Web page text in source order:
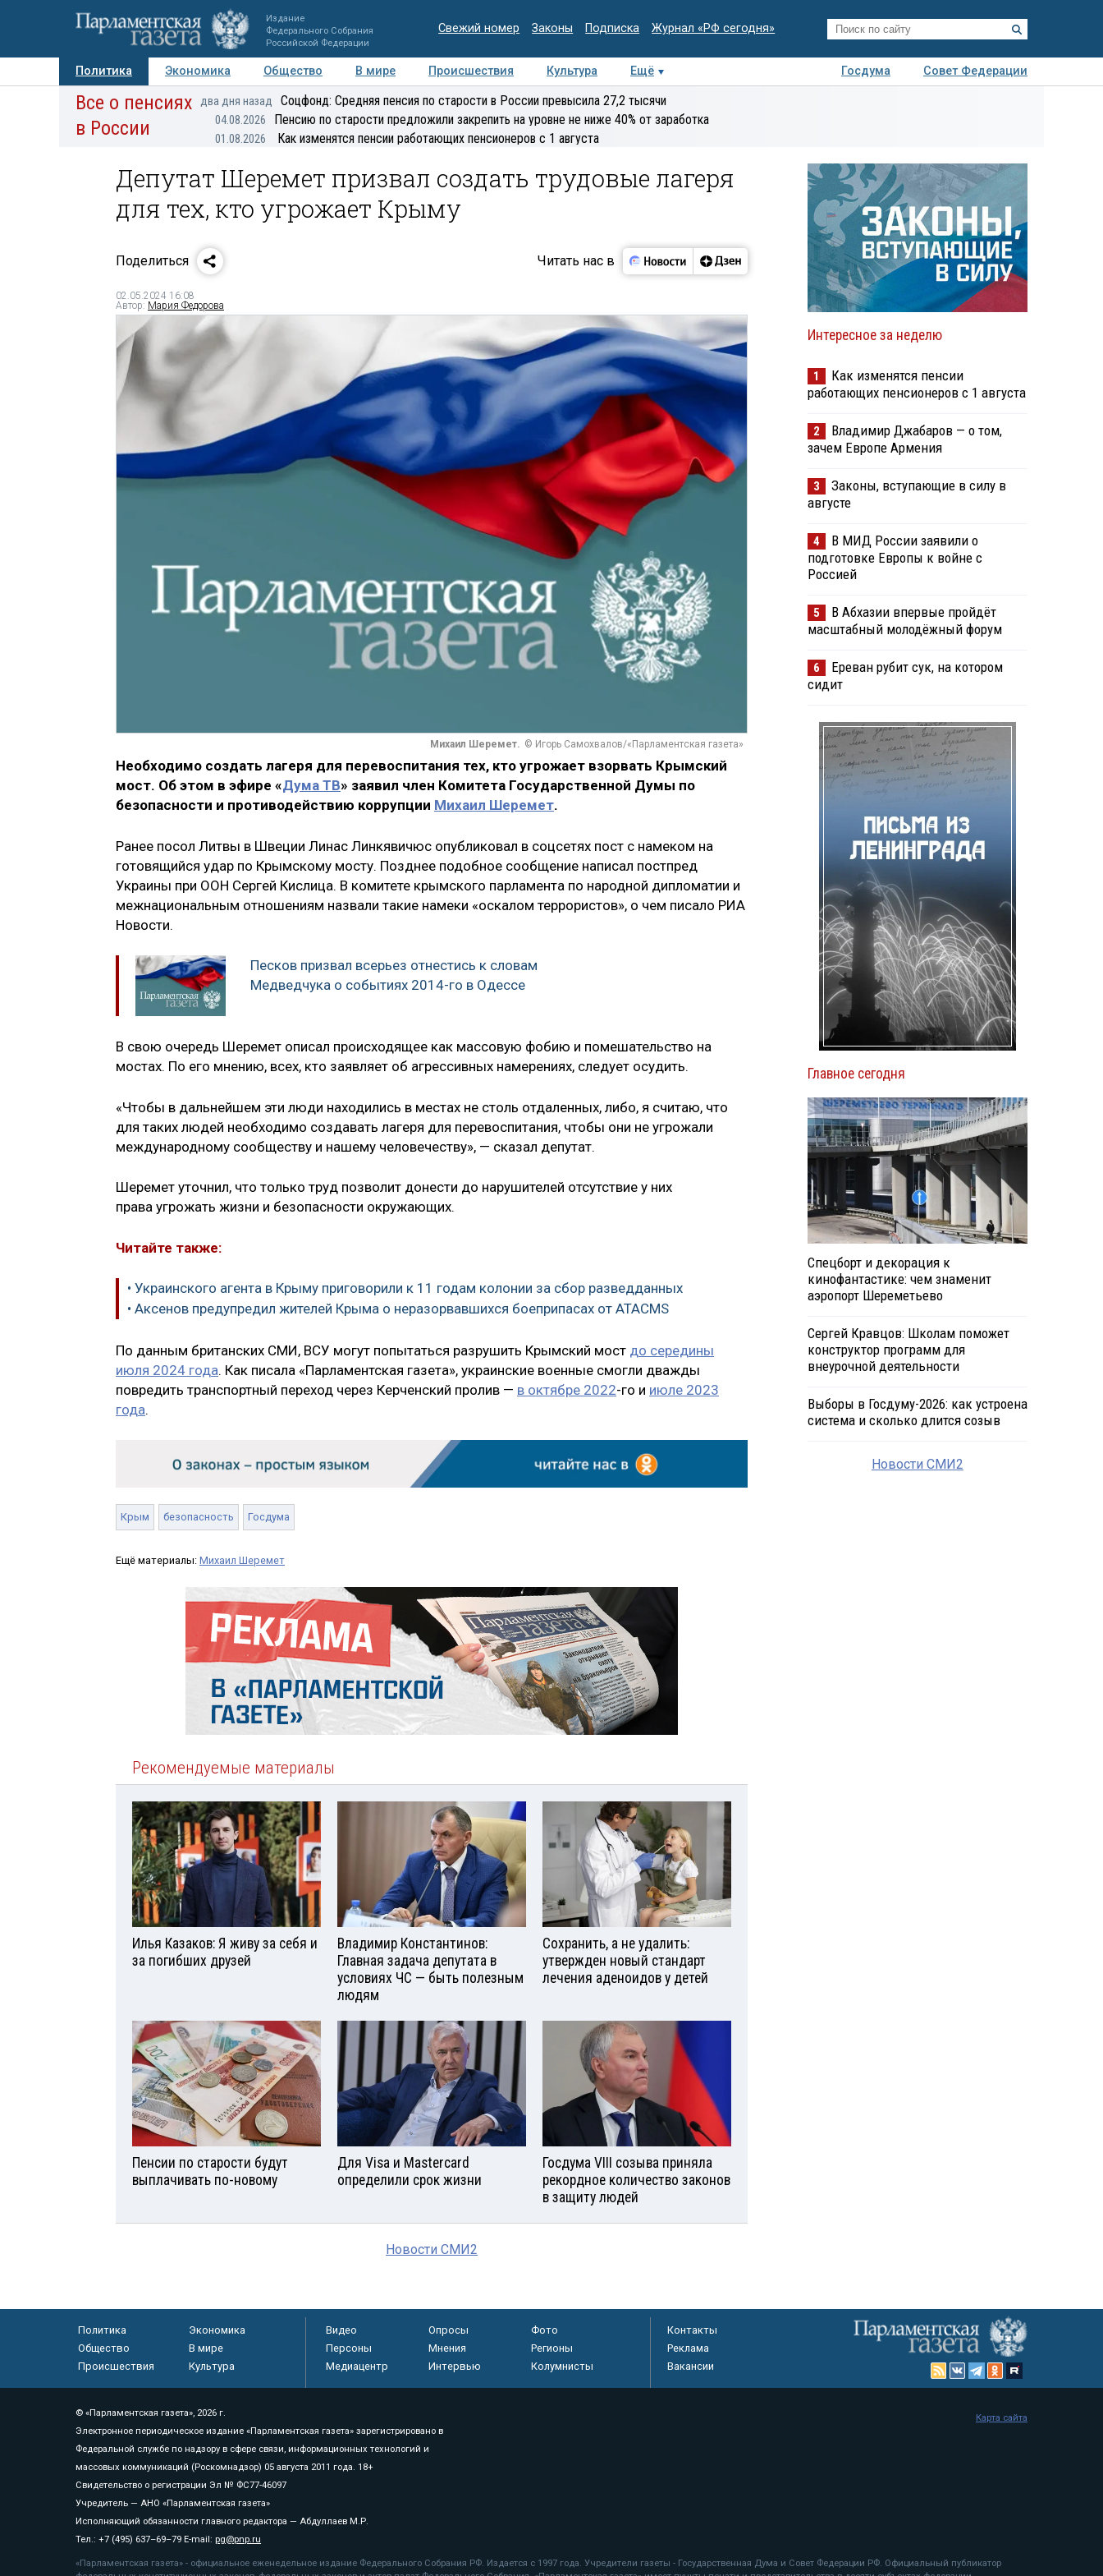
Издание
Федерального Собрания
Российской Федерации
Свежий номер Законы Подписка Журнал «РФ сегодня»
Политика Экономика Общество В мире Происшествия Культура Ещё Госдума
Совет Федерации
Авторы Персоны Мнения Регионы Медиацентр Интервью Колумнисты
Все о пенсиях
в России
два дня назад Соцфонд: Средняя пенсия по старости в России превысила 27,2 тысячи
04.08.2026 Пенсию по старости предложили закрепить на уровне не ниже 40% от заработка
01.08.2026 Как изменятся пенсии работающих пенсионеров с 1 августа
Депутат Шеремет призвал создать трудовые лагеря
для тех, кто угрожает Крыму
Поделиться Читать нас в
02.05.2024 16:08
Автор: Мария Федорова
Михаил Шеремет. © Игорь Самохвалов/«Парламентская газета»
Необходимо создать лагеря для перевоспитания тех, кто угрожает взорвать Крымский
мост. Об этом в эфире «Дума ТВ» заявил член Комитета Государственной Думы по
безопасности и противодействию коррупции Михаил Шеремет.
Ранее посол Литвы в Швеции Линас Линкявичюс опубликовал в соцсетях пост с намеком на
готовящийся удар по Крымскому мосту. Позднее подобное сообщение написал постпред
Украины при ООН Сергей Кислица. В комитете крымского парламента по народной дипломатии и
межнациональным отношениям назвали такие намеки «оскалом террористов», о чем писало РИА
Новости.
Песков призвал всерьез отнестись к словам
Медведчука о событиях 2014-го в Одессе
В свою очередь Шеремет описал происходящее как массовую фобию и помешательство на
мостах. По его мнению, всех, кто заявляет об агрессивных намерениях, следует осудить.
«Чтобы в дальнейшем эти люди находились в местах не столь отдаленных, либо, я считаю, что
для таких людей необходимо создавать лагеря для перевоспитания, чтобы они не угрожали
международному сообществу и нашему человечеству», — сказал депутат.
Шеремет уточнил, что только труд позволит донести до нарушителей отсутствие у них
права угрожать жизни и безопасности окружающих.
Читайте также:
• Украинского агента в Крыму приговорили к 11 годам колонии за сбор разведданных
• Аксенов предупредил жителей Крыма о неразорвавшихся боеприпасах от ATACMS
По данным британских СМИ, ВСУ могут попытаться разрушить Крымский мост до середины
июля 2024 года. Как писала «Парламентская газета», украинские военные смогли дважды
повредить транспортный переход через Керченский пролив — в октябре 2022-го и июле 2023
года.
Крым безопасность Госдума
Ещё материалы: Михаил Шеремет
Рекомендуемые материалы
Илья Казаков: Я живу за себя и
за погибших друзей
Владимир Константинов:
Главная задача депутата в
условиях ЧС — быть полезным
людям
Сохранить, а не удалить:
утвержден новый стандарт
лечения аденоидов у детей
Пенсии по старости будут
выплачивать по-новому
Для Visа и Mastercard
определили срок жизни
Госдума VIII созыва приняла
рекордное количество законов
в защиту людей
Новости СМИ2
Интересное за неделю
1
Как изменятся пенсии
работающих пенсионеров с 1 августа
2
Владимир Джабаров — о том,
зачем Европе Армения
3
Законы, вступающие в силу в
августе
4
В МИД России заявили о
подготовке Европы к войне с
Россией
5
В Абхазии впервые пройдёт
масштабный молодёжный форум
6
Ереван рубит сук, на котором
сидит
Главное сегодня
Спецборт и декорация к
кинофантастике: чем знаменит
аэропорт Шереметьево
Сергей Кравцов: Школам поможет
конструктор программ для
внеурочной деятельности
Выборы в Госдуму-2026: как устроена
система и сколько длится созыв
Новости СМИ2
Политика
Экономика
Общество
В мире
Происшествия
Культура
Видео Опросы
Фото
Персоны
Мнения
Регионы
Медиацентр
Интервью Колумнисты
Контакты
Реклама
Вакансии
© «Парламентская газета», 2026 г.
Электронное периодическое издание «Парламентская газета» зарегистрировано в
Федеральной службе по надзору в сфере связи, информационных технологий и
массовых коммуникаций (Роскомнадзор) 05 августа 2011 года. 18+
Свидетельство о регистрации Эл № ФС77-46097
Учредитель — АНО «Парламентская газета»
Исполняющий обязанности главного редактора — Абдуллаев М.Р.
Тел.: +7 (495) 637–69–79 E-mail: pg@pnp.ru
«Парламентская газета» - официальное еженедельное издание Федерального Собрания РФ. Издается с 1997 года. Учредители газеты - Государственная Дума и Совет Федерации РФ. Официальный публикатор
Карта сайта